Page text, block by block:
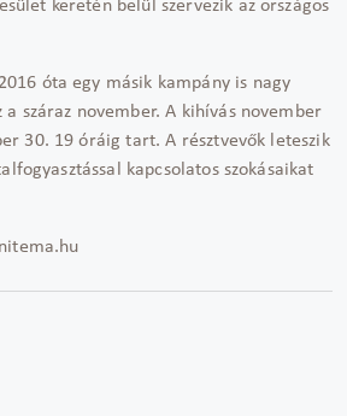
keretén belül szervezik az országos
óta egy másik kampány is nagy
a száraz november. A kihívás november
30. 19 óráig tart. A résztvevők leteszik
kapcsolatos szokásaikat